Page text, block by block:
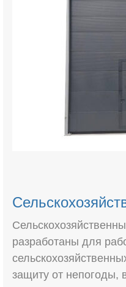
разработаны для
защиту от непогоды,